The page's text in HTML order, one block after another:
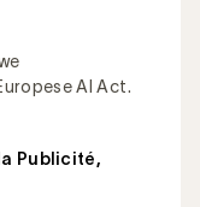
AI Act.
Publicité,